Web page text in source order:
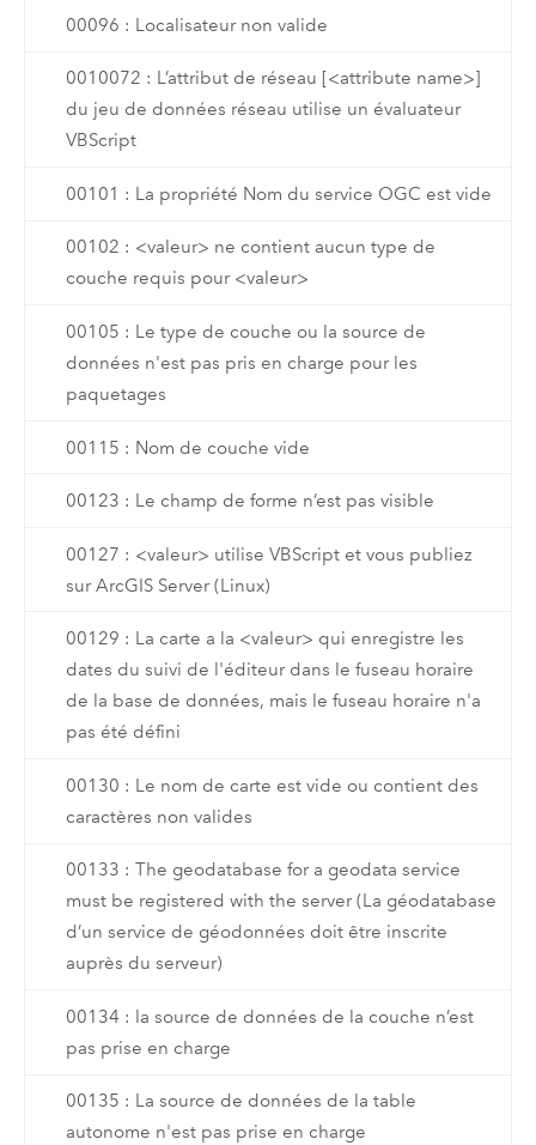
00096 : Localisateur non valide
0010072 : L’attribut de réseau [<attribute name>]
du jeu de données réseau utilise un évaluateur
VBScript
00101 : La propriété Nom du service OGC est vide
00102 : <valeur> ne contient aucun type de
couche requis pour <valeur>
00105 : Le type de couche ou la source de
données n'est pas pris en charge pour les
paquetages
00115 : Nom de couche vide
00123 : Le champ de forme n’est pas visible
00127 : <valeur> utilise VBScript et vous publiez
sur ArcGIS Server (Linux)
00129 : La carte a la <valeur> qui enregistre les
dates du suivi de l'éditeur dans le fuseau horaire
de la base de données, mais le fuseau horaire n'a
pas été défini
00130 : Le nom de carte est vide ou contient des
caractères non valides
00133 : The geodatabase for a geodata service
must be registered with the server (La géodatabase
d’un service de géodonnées doit être inscrite
auprès du serveur)
00134 : la source de données de la couche n’est
pas prise en charge
00135 : La source de données de la table
autonome n'est pas prise en charge